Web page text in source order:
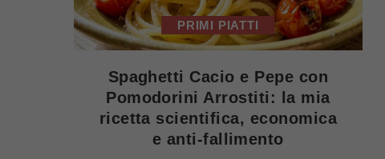
PRIMI PIATTI
Spaghetti Cacio e Pepe con
Pomodorini Arrostiti: la mia
ricetta scientifica, economica
e anti-fallimento